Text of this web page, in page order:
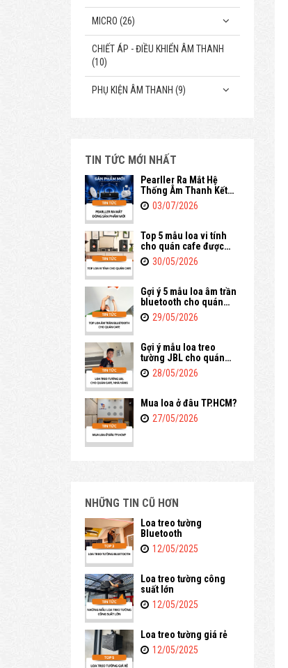
MICRO (26)
CHIẾT ÁP - ĐIỀU KHIỂN ÂM THANH
(10)
PHỤ KIỆN ÂM THANH (9)
TIN TỨC MỚI NHẤT
Pearller Ra Mắt Hệ
Thống Âm Thanh Kết
Nối Không Dây
03/07/2026
Top 5 mẫu loa vi tính
cho quán cafe được
đánh giá cao
30/05/2026
Gợi ý 5 mẫu loa âm trần
bluetooth cho quán
cafe29/05/2026
Gợi ý mẫu loa treo
tường JBL cho quán
cafe, nhà hàng
28/05/2026
Mua loa ở đâu TP.HCM?
27/05/2026
NHỮNG TIN CŨ HƠN
Loa treo tường
Bluetooth
12/05/2025
Loa treo tường công
suất lớn
12/05/2025
Loa treo tường giá rẻ
12/05/2025